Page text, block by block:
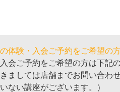
体験・入会ご予約をご希望の
会ご予約をご希望の方は下記
ましては店舗までお問い合わ
ない講座がございます。）